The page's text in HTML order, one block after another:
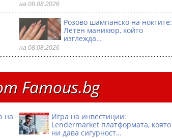
на 08.08.2026
Розово шампанско на ноктите:
Летен маникюр, който
изглежда…
на 08.08.2026
Famous.bg
на
Игра на инвестиции:
Lendermarket платформата, която
ни дава сигурност…